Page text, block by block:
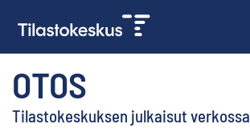
OTOS
Tilastokeskuksen julkaisut verkossa